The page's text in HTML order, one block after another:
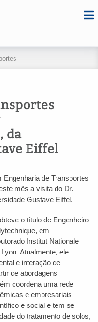
da
Eiffel
de Transportes
mês a visita do Dr.
Gustave Eiffel.
o título de Engenheiro
em
Institut Nationale
Atualmente, ele
e interação de
de abordagens
coordena uma rede
e empresariais
e social e tem se
do tratamento de solos,